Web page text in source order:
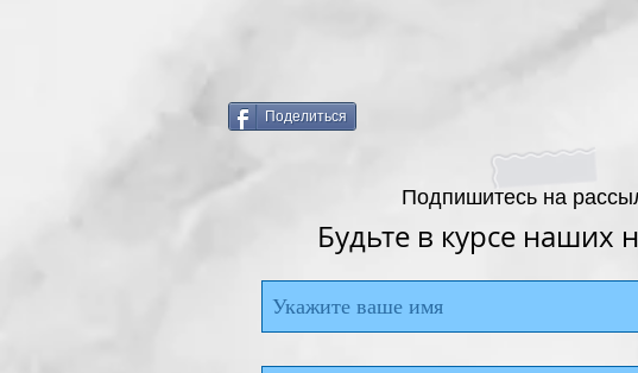
Поделиться
Подпишитесь на
Будьте в курсе наших